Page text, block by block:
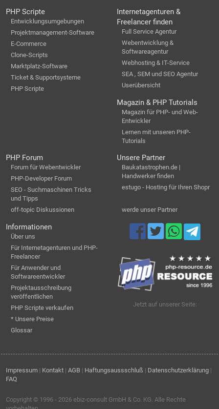
PHP Scripte
Entwicklungsumgebungen
Projektmanagement-Software
E-Commerce
Clone-Scripts
Marktplatz-Software
Ticket & Supportsysteme
PHP Scripte
Internetagenturen &
Freelancer finden
Full Service Agentur
Webentwicklung &
Softwareagentur
Webhosting & IT-Service
SEA , SEM und SEO Agentur
Userübersicht
Magazin & PHP Tutorials
Magazin für PHP- und Web-
Entwickler
Lernen mit unseren PHP-
Tutorials
PHP Forum
Forum für Webentwickler
PHP-Developer Forum
SEO - Suchmaschinen Tricks
und Tipps
off-topic Diskussionen
Unsere Partner
Baukatastrophen.de |
Handwerker finden
estugo - Hosting für Ihren Shopr
werde unser Partner
Informationen
Über uns
Für Internetagenturen und PHP-
Freelancer
Für Anwender und
Softwareentwickler
Projektausschreibung
veröffentlichen
PHP Scripte verkaufen
* Unsere Preise
Glossar
Jetzt auf unserer Seite:
Impressum | Kontakt | AGB | Haftungsaussschluß | Datenschutzerklärung |
FAQ
Copyright © 1996 - 2026 ebiz-consult GmbH & Co. KG. Alle Rechte